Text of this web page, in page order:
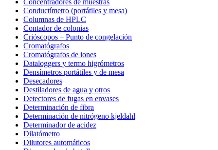
Concentradores de muestras
Conductímetro (portátiles y mesa)
Columnas de HPLC
Contador de colonias
Crióscopos – Punto de congelación
Cromatógrafos
Cromatógrafos de iones
Dataloggers y termo higrómetros
Densímetros portátiles y de mesa
Desecadores
Destiladores de agua y otros
Detectores de fugas en envases
Determinación de fibra
Determinación de nitrógeno kjeldahl
Determinador de acidez
Dilatómetro
Dilutores automáticos